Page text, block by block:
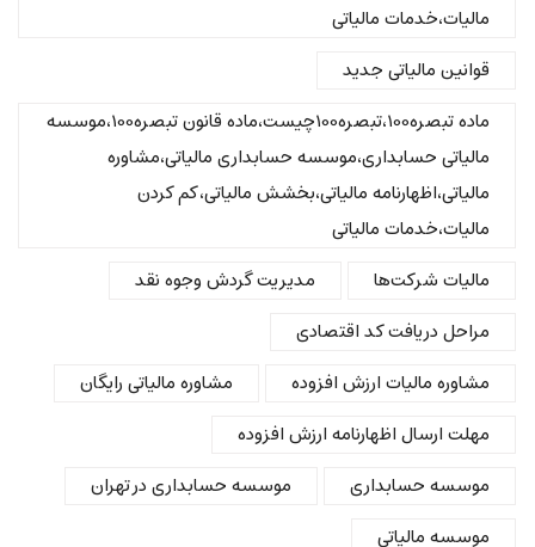
مالیات،خدمات مالیاتی
قوانین مالیاتی جدید
ماده تبصره100،تبصره100چیست،ماده قانون تبصره100،موسسه
مالیاتی حسابداری،موسسه حسابداری مالیاتی،مشاوره
مالیاتی،اظهارنامه مالیاتی،بخشش مالیاتی،کم کردن
مالیات،خدمات مالیاتی
مالیات شرکت‌ها
مدیریت گردش وجوه نقد
مراحل دریافت کد اقتصادی
مشاوره مالیات ارزش افزوده
مشاوره مالیاتی رایگان
مهلت ارسال اظهارنامه ارزش افزوده
موسسه حسابداری
موسسه حسابداری در تهران
موسسه مالیاتی